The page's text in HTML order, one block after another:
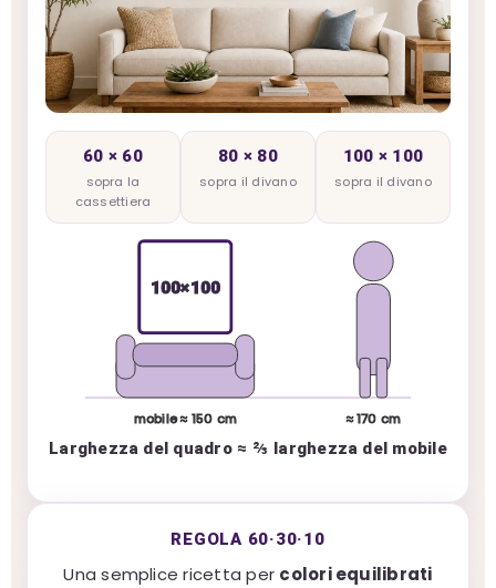
60 × 60
sopra la
cassettiera
80 × 80
sopra il divano
100 × 100
sopra il divano
100×100
mobile ≈ 150 cm ≈ 170 cm
Larghezza del quadro ≈ ⅔ larghezza del mobile
REGOLA 60·30·10
Una semplice ricetta per colori equilibrati